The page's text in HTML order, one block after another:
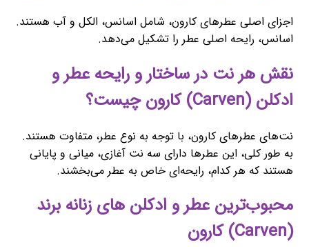
اجزای اصلی عطرهای کارون، شامل اسانس، الکل و آب هستند.
اسانس، رایحه اصلی عطر را تشکیل می‌دهد.
نقش هر نت در ساختار و رایحه عطر و
ادکلن (Carven) کارون چیست؟
نت‌های عطرهای کارون، با توجه به نوع عطر، متفاوت هستند.
به طور کلی، این عطرها دارای سه نت آغازی، میانی و پایانی
هستند که هر کدام، رایحه‌ای خاص به عطر می‌بخشند.
محبوب‌ترین عطر و ادکلن های زنانه برند
(Carven) کارون